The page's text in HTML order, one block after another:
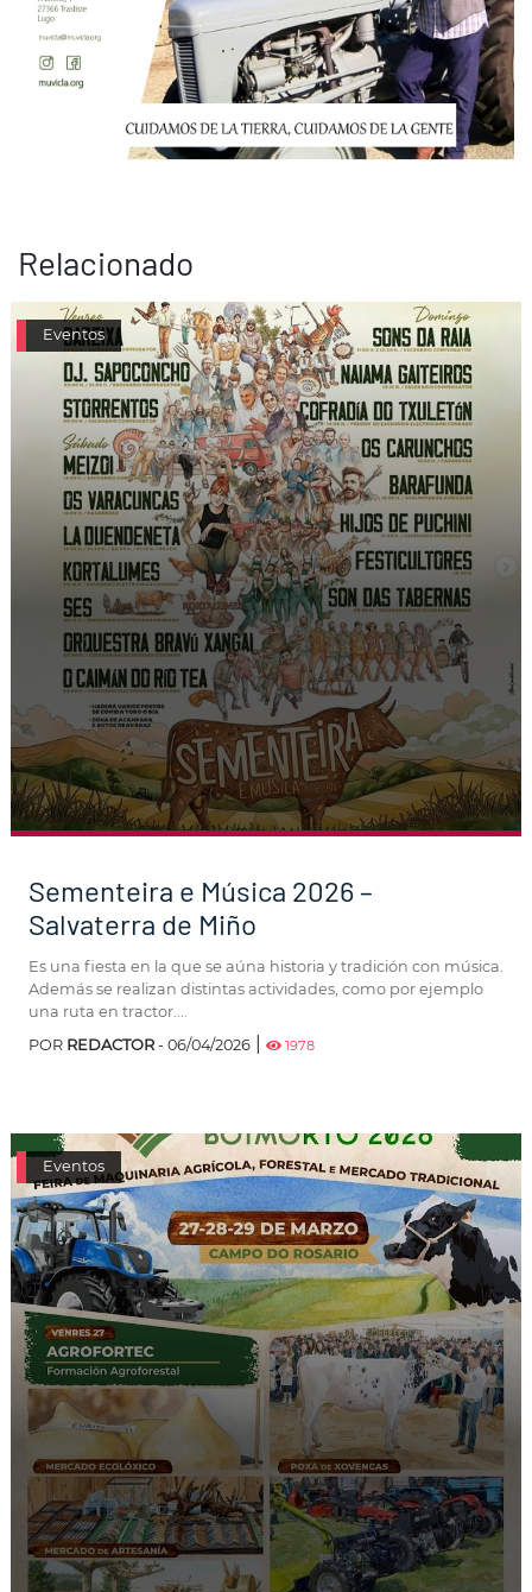
Relacionado
Eventos
Sementeira e Música 2026 –
Salvaterra de Miño
Es una fiesta en la que se aúna historia y tradición con música.
Además se realizan distintas actividades, como por ejemplo
una ruta en tractor....
POR REDACTOR - 06/04/2026 1978
Eventos